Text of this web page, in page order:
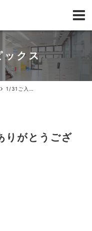
ックス
がとうござ